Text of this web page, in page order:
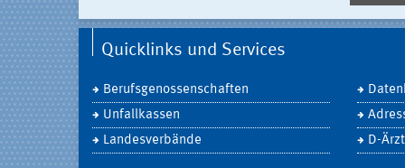
Quicklinks und Services
Berufsgenossenschaften
Unfallkassen
Landesverbände
D-